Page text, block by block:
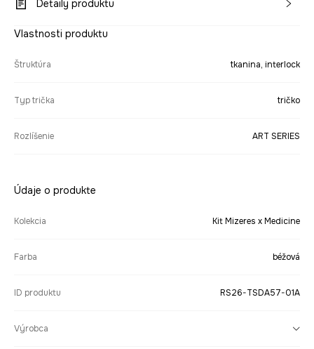
Detaily produktu
Vlastnosti produktu
Štruktúra tkanina, interlock
Typ trička tričko
Rozlíšenie ART SERIES
Údaje o produkte
Kolekcia Kit Mizeres x Medicine
Farba béžová
ID produktu RS26-TSDA57-01A
Výrobca